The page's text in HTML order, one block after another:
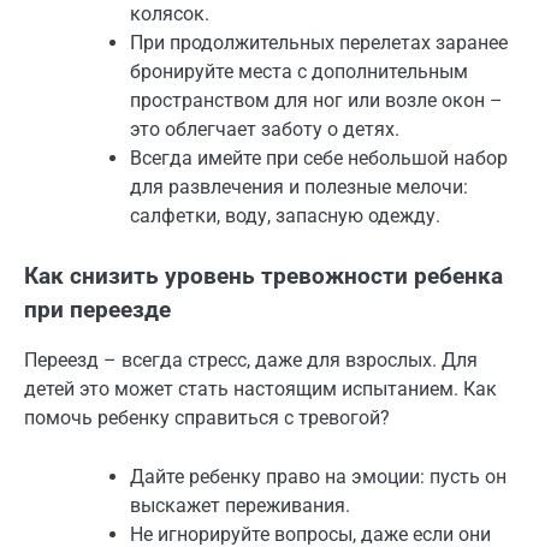
колясок.
При продолжительных перелетах заранее
бронируйте места с дополнительным
пространством для ног или возле окон –
это облегчает заботу о детях.
Всегда имейте при себе небольшой набор
для развлечения и полезные мелочи:
салфетки, воду, запасную одежду.
Как снизить уровень тревожности ребенка
при переезде
Переезд – всегда стресс, даже для взрослых. Для
детей это может стать настоящим испытанием. Как
помочь ребенку справиться с тревогой?
Дайте ребенку право на эмоции: пусть он
выскажет переживания.
Не игнорируйте вопросы, даже если они